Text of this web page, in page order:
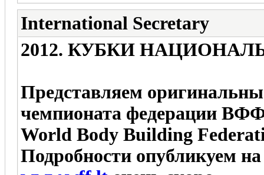
International Secretary
2012. КУБКИ
Представляем
чемпионата федерации
World Body Building
Подробности опубликуем